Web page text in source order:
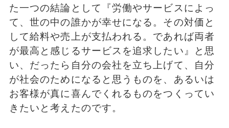
た一つの結論として『労働やサービスによっ
て、世の中の誰かが幸せになる。その対価と
して給料や売上が支払われる。であれば両者
が最高と感じるサービスを追求したい』と思
い、だったら自分の会社を立ち上げて、自分
が社会のためになると思うものを、あるいは
お客様が真に喜んでくれるものをつくってい
きたいと考えたのです。